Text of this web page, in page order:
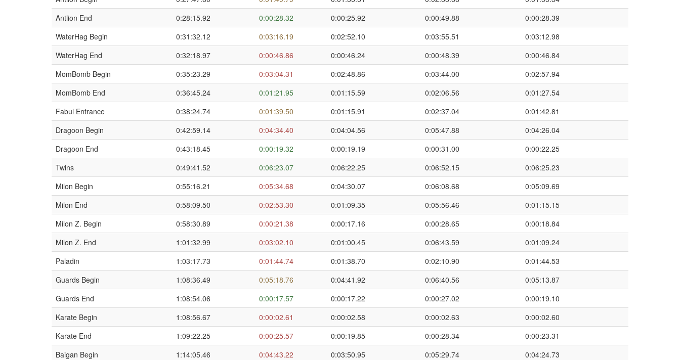
Antlion End
0:28:15.92 0:00:28.32 0:00:25.92 0:00:49.88
0:00:28.39
WaterHag Begin
0:31:32.12 0:03:16.19 0:02:52.10 0:03:55.51
0:03:12.98
WaterHag End
0:32:18.97 0:00:46.86 0:00:46.24 0:00:48.39
0:00:46.84
MomBomb Begin
0:35:23.29 0:03:04.31 0:02:48.86 0:03:44.00
0:02:57.94
MomBomb End
0:36:45.24 0:01:21.95 0:01:15.59 0:02:06.56
0:01:27.54
Fabul Entrance
0:38:24.74 0:01:39.50 0:01:15.91 0:02:37.04
0:01:42.81
Dragoon Begin
0:42:59.14 0:04:34.40 0:04:04.56 0:05:47.88
0:04:26.04
Dragoon End
0:43:18.45 0:00:19.32 0:00:19.19 0:00:31.00
0:00:22.25
Twins
0:49:41.52 0:06:23.07 0:06:22.25 0:06:52.15
0:06:25.23
Milon Begin
0:55:16.21 0:05:34.68 0:04:30.07 0:06:08.68
0:05:09.69
Milon End
0:58:09.50 0:02:53.30 0:01:09.35 0:05:56.46
0:01:15.15
Milon Z. Begin
0:58:30.89 0:00:21.38 0:00:17.16 0:00:28.65
0:00:18.84
Milon Z. End
1:01:32.99 0:03:02.10 0:01:00.45 0:06:43.59
0:01:09.24
Paladin
1:03:17.73 0:01:44.74 0:01:38.70 0:02:10.90
0:01:44.53
Guards Begin
1:08:36.49 0:05:18.76 0:04:41.92 0:06:40.56
0:05:13.87
Guards End
1:08:54.06 0:00:17.57 0:00:17.22 0:00:27.02
0:00:19.10
Karate Begin
1:08:56.67 0:00:02.61 0:00:02.58 0:00:02.63
0:00:02.60
Karate End
1:09:22.25 0:00:25.57 0:00:19.85 0:00:28.34
0:00:23.31
Baigan Begin
1:14:05.46 0:04:43.22 0:03:50.95 0:05:29.74
0:04:24.73